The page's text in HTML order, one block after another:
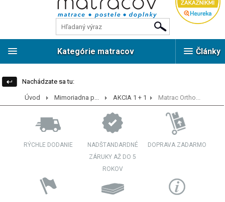
Články
Kategórie matracov
Nachádzate sa tu:
Úvod Mimoriadna p... AKCIA 1 + 1 Matrac Ortho...
RÝCHLE DODANIE
NADŠTANDARDNÉ
ZÁRUKY AŽ DO 5
ROKOV
DOPRAVA ZADARMO